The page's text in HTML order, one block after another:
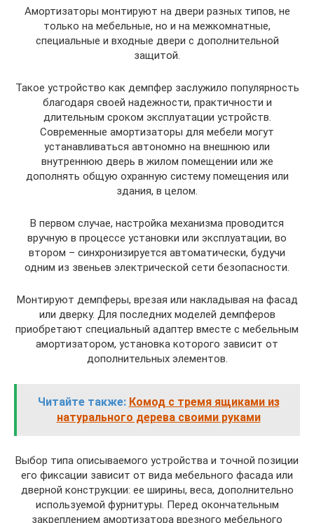
Амортизаторы монтируют на двери разных типов, не
только на мебельные, но и на межкомнатные,
специальные и входные двери с дополнительной
защитой.
Такое устройство как демпфер заслужило популярность
благодаря своей надежности, практичности и
длительным сроком эксплуатации устройств.
Современные амортизаторы для мебели могут
устанавливаться автономно на внешнюю или
внутреннюю дверь в жилом помещении или же
дополнять общую охранную систему помещения или
здания, в целом.
В первом случае, настройка механизма проводится
вручную в процессе установки или эксплуатации, во
втором – синхронизируется автоматически, будучи
одним из звеньев электрической сети безопасности.
Монтируют демпферы, врезая или накладывая на фасад
или дверку. Для последних моделей демпферов
приобретают специальный адаптер вместе с мебельным
амортизатором, установка которого зависит от
дополнительных элементов.
Читайте также: Комод с тремя ящиками из
натурального дерева своими руками
Выбор типа описываемого устройства и точной позиции
его фиксации зависит от вида мебельного фасада или
дверной конструкции: ее ширины, веса, дополнительно
используемой фурнитуры. Перед окончательным
закреплением амортизатора врезного мебельного